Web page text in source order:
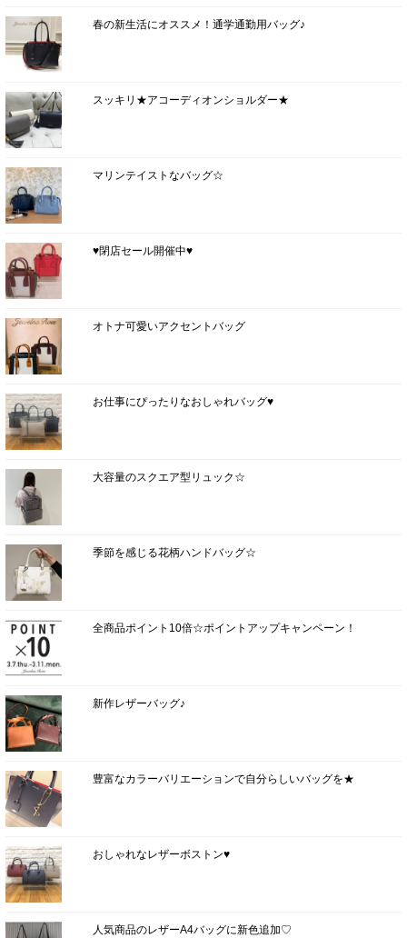
春の新生活にオススメ！通学通勤用バッグ♪
スッキリ★アコーディオンショルダー★
マリンテイストなバッグ☆
♥閉店セール開催中♥
オトナ可愛いアクセントバッグ
お仕事にぴったりなおしゃれバッグ♥
大容量のスクエア型リュック☆
季節を感じる花柄ハンドバッグ☆
全商品ポイント10倍☆ポイントアップキャンペーン！
新作レザーバッグ♪
豊富なカラーバリエーションで自分らしいバッグを★
おしゃれなレザーボストン♥
人気商品のレザーA4バッグに新色追加♡